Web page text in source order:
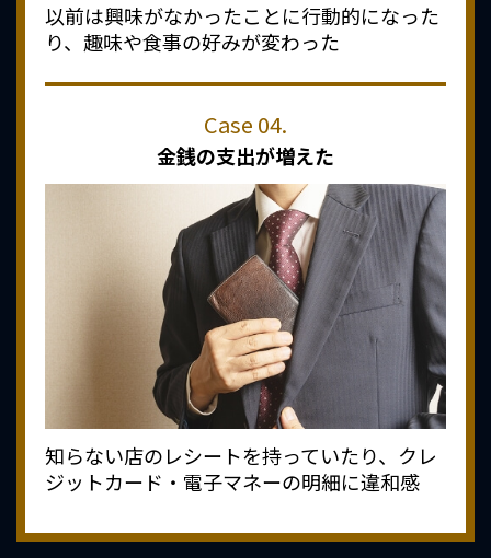
以前は興味がなかったことに行動的になった
り、趣味や食事の好みが変わった
金銭の支出が増えた
知らない店のレシートを持っていたり、クレ
ジットカード・電子マネーの明細に違和感